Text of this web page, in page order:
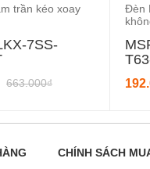
trần kéo xoay
7SS-
663.000₫
Đèn
CHÍNH SÁCH